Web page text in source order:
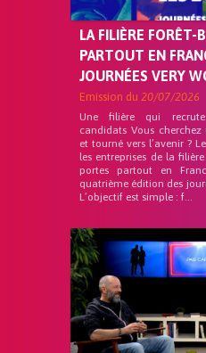
LA FILIÈRE FORÊT-
PARTOUT EN
JOURNÉES VERY
Emission du 20/07/2026
Une filière qui
candidats Vous
et tourné vers l’avenir ?
les entreprises de la
portes partout en
quatrième édition des
L’objectif est simple : f...